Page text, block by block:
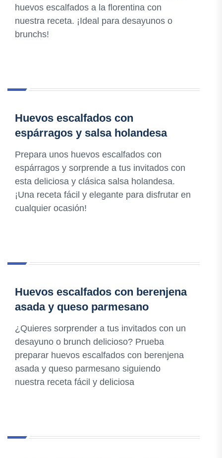
huevos escalfados a la florentina con
nuestra receta. ¡Ideal para desayunos o
brunchs!
Huevos escalfados con
espárragos y salsa holandesa
Prepara unos huevos escalfados con
espárragos y sorprende a tus invitados con
esta deliciosa y clásica salsa holandesa.
¡Una receta fácil y elegante para disfrutar en
cualquier ocasión!
Huevos escalfados con berenjena
asada y queso parmesano
¿Quieres sorprender a tus invitados con un
desayuno o brunch delicioso? Prueba
preparar huevos escalfados con berenjena
asada y queso parmesano siguiendo
nuestra receta fácil y deliciosa